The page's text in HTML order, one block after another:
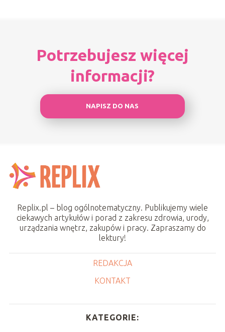
Potrzebujesz więcej
informacji?
NAPISZ DO NAS
Replix.pl – blog ogólnotematyczny. Publikujemy wiele
ciekawych artykułów i porad z zakresu zdrowia, urody,
urządzania wnętrz, zakupów i pracy. Zapraszamy do
lektury!
REDAKCJA
KONTAKT
KATEGORIE: